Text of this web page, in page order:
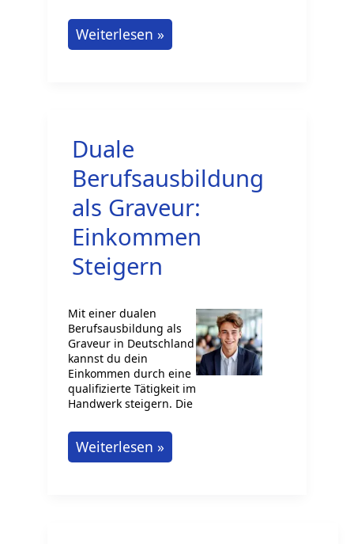
Metall-
und
Deutschland
Weiterlesen »
Duale
Berufsausbildung
als Graveur:
Einkommen
Steigern
Mit einer dualen
Berufsausbildung als
Graveur in Deutschland
kannst du dein
Einkommen durch eine
qualifizierte Tätigkeit im
Handwerk steigern. Die
Duale
Berufsausbildung
Weiterlesen »